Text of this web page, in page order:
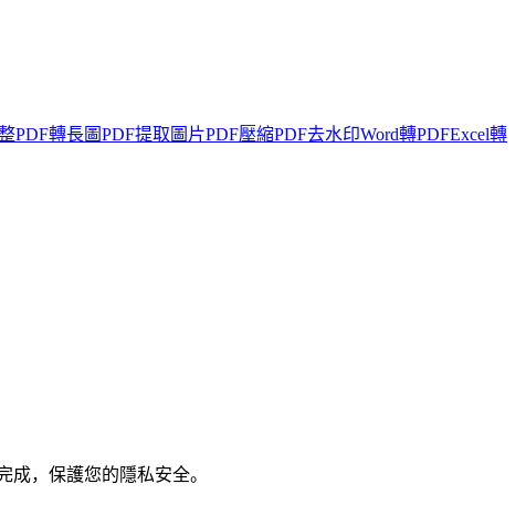
PDF轉長圖PDF提取圖片PDF壓縮PDF去水印Word轉PDFExcel轉
，保護您的隱私安全。